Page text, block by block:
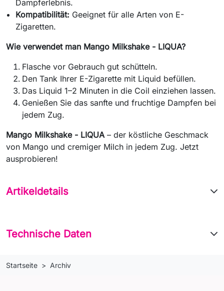
Dampferlebnis.
Kompatibilität: Geeignet für alle Arten von E-
Zigaretten.
Wie verwendet man Mango Milkshake - LIQUA?
Flasche vor Gebrauch gut schütteln.
Den Tank Ihrer E-Zigarette mit Liquid befüllen.
Das Liquid 1–2 Minuten in die Coil einziehen lassen.
Genießen Sie das sanfte und fruchtige Dampfen bei
jedem Zug.
Mango Milkshake - LIQUA – der köstliche Geschmack
von Mango und cremiger Milch in jedem Zug. Jetzt
ausprobieren!
Artikeldetails
Technische Daten
Startseite Archiv